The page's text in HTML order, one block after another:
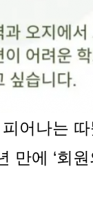
어나는
만에 ‘회